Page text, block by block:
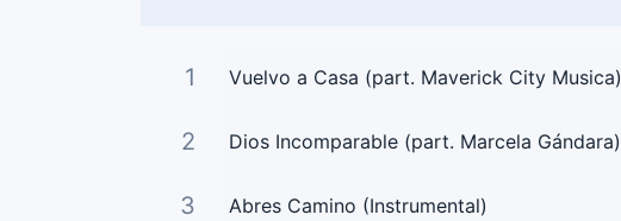
1 Vuelvo a Casa (part. Maverick City Musica)
2 Dios Incomparable (part. Marcela Gándara)
3 Abres Camino (Instrumental)